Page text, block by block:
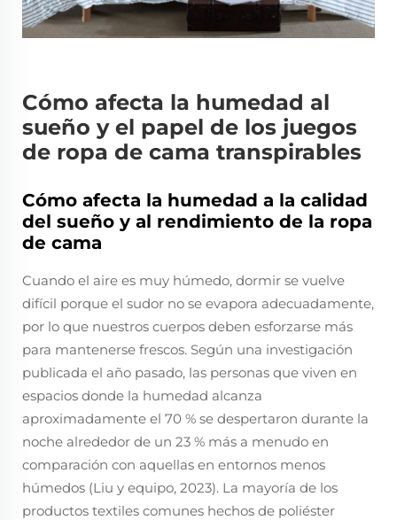
Cómo afecta la humedad al
sueño y el papel de los juegos
de ropa de cama transpirables
Cómo afecta la humedad a la calidad
del sueño y al rendimiento de la ropa
de cama
Cuando el aire es muy húmedo, dormir se vuelve
difícil porque el sudor no se evapora adecuadamente,
por lo que nuestros cuerpos deben esforzarse más
para mantenerse frescos. Según una investigación
publicada el año pasado, las personas que viven en
espacios donde la humedad alcanza
aproximadamente el 70 % se despertaron durante la
noche alrededor de un 23 % más a menudo en
comparación con aquellas en entornos menos
húmedos (Liu y equipo, 2023). La mayoría de los
productos textiles comunes hechos de poliéster